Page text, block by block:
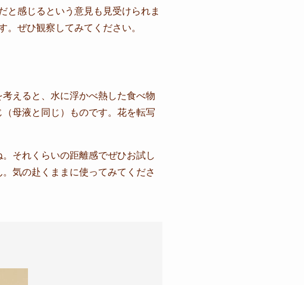
と感じるという意見も見受けられま
ぜひ観察してみてください。
えると、水に浮かべ熱した食べ物
母液と同じ）ものです。花を転写
それくらいの距離感でぜひお試し
気の赴くままに使ってみてくださ